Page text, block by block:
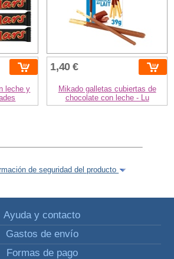
leche y
1,40 €
Mikado galletas cubiertas de
chocolate con leche - Lu
de seguridad del producto
Ayuda y contacto
Gastos de envío
Formas de pago